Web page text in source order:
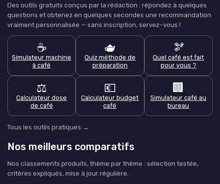
Des outils gratuits conçus par la rédaction : répondez à quelques
questions et obtenez en quelques secondes une recommandation
vraiment personnalisée — sans inscription, servez-vous !
☕
Simulateur machine
à café
🫖
Quiz méthode de
préparation
🫘
Quel café est fait
pour vous ?
⚖️
Calculateur dose
de café
💶
Calculateur budget
café
🏢
Simulateur café au
bureau
Tous les outils pratiques →
Nos meilleurs comparatifs
Nos classements produits, thème par thème : sélection testée,
critères expliqués, mise à jour régulière.